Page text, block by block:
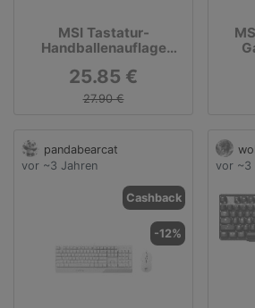
MSI Tastatur-
Handballenauflage
25.85 €
27.90 €
pandabearcat
vor ~3 Jahren
Cashback
-12%
vor ~3